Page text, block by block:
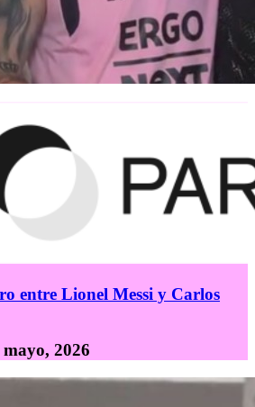
entre Lionel Messi y Carlos
mayo, 2026